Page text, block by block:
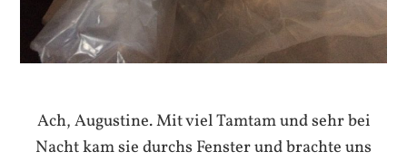
Ach, Augustine. Mit viel Tamtam und sehr bei
Nacht kam sie durchs Fenster und brachte uns